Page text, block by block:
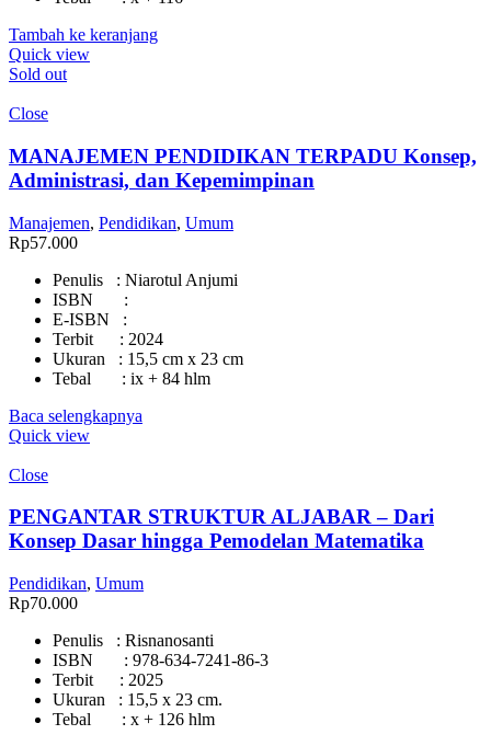
Tambah ke keranjang
Quick view
Sold out
Close
MANAJEMEN PENDIDIKAN TERPADU Konsep,
Administrasi, dan Kepemimpinan
Manajemen, Pendidikan, Umum
Rp57.000
Penulis : Niarotul Anjumi
ISBN :
E-ISBN :
Terbit : 2024
Ukuran : 15,5 cm x 23 cm
Tebal : ix + 84 hlm
Baca selengkapnya
Quick view
Close
PENGANTAR STRUKTUR ALJABAR – Dari
Konsep Dasar hingga Pemodelan Matematika
Pendidikan, Umum
Rp70.000
Penulis : Risnanosanti
ISBN : 978-634-7241-86-3
Terbit : 2025
Ukuran : 15,5 x 23 cm.
Tebal : x + 126 hlm